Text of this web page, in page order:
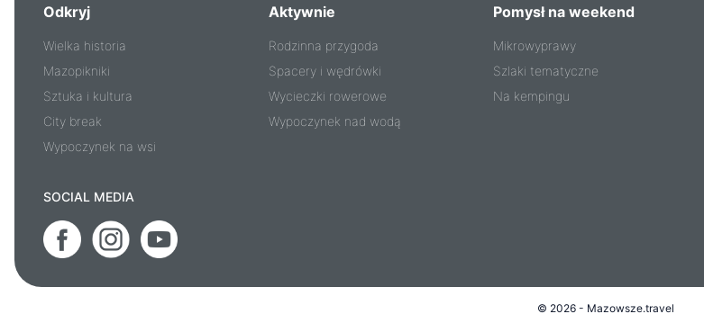
Odkryj
Wielka historia
Mazopikniki
Sztuka i kultura
City break
Wypoczynek na wsi
Aktywnie
Rodzinna przygoda
Spacery i wędrówki
Wycieczki rowerowe
Wypoczynek nad wodą
Pomysł na weekend
Mikrowyprawy
Szlaki tematyczne
Na kempingu
SOCIAL MEDIA
© 2026 - Mazowsze.travel